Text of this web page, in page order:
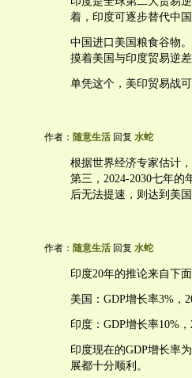
着，印度可逐步替代中
中国进口美国粮食谷物
摸着美国与印度贸易逆
单凭这个，美印贸易战可
作者： 随意生活 回复 水蛇
根据世界经济专家估计
第三，2024-2030七年的
后无法提速，则达到美
作者： 随意生活 回复 水蛇
印度20年的推论来自下面
美国：GDP增长率3%，
印度：GDP增长率10%
印度现在的GDP增长率
展都十分顺利。